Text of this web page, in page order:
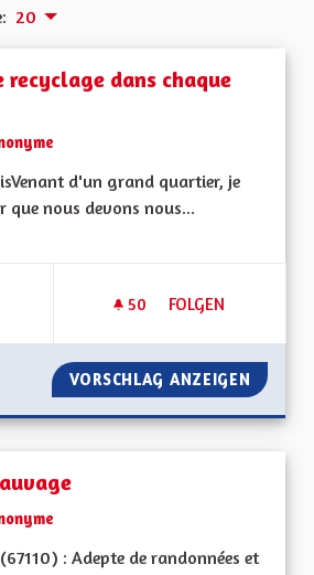
20
recyclage dans chaque
d'un grand quartier, je
que nous devons nous...
50 50 FOLLOWER
FOLGEN
DES BENNES DE
VORSCHLAG ANZEIGEN DES
: Adepte de randonnées et